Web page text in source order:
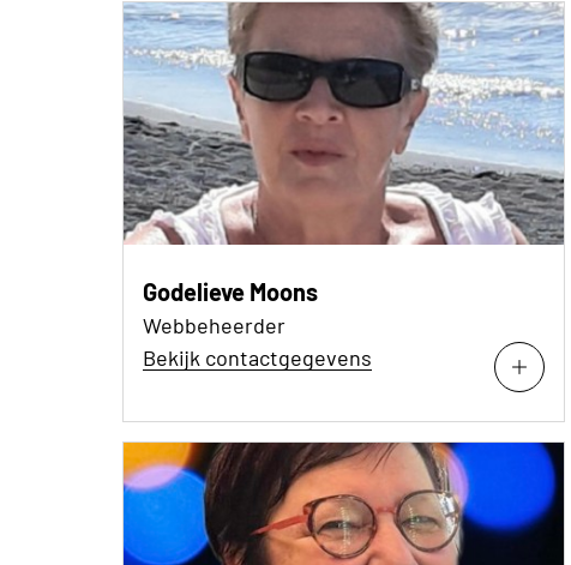
Godelieve Moons
Webbeheerder
Bekijk contactgegevens